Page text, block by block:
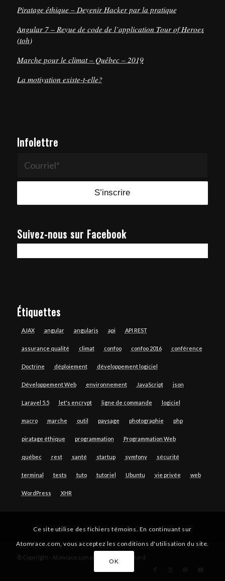
Piratage éthique – Devenir Hacker par la pratique
Angular 7 – Revue de code de l’application Tour of Heroes
(toh)
Marche pour le climat – Québec – 2019
La motivation existe-t-elle?
Infolettre
Suivez-nous sur Facebook
Étiquettes
AJAX angular angularjs api API REST
assurance qualité climat confoo confoo 2016 conférence
Doctrine déploiement développement logiciel
Développement Web environnement JavaScript json
Laravel 5.5 let's encrypt ligne de commande logiciel
macro marche outil paysage photographie php
piratage éthique programmation Programmation Web
québec rest santé startup symfony sécurité
terminal tests tuto tutoriel Ubuntu vie privée web
WordPress XHR
© Copyright - Atomrace.com par Guillaume Simard
Ce site utilise des fichiers témoins. En continuant sur
Atomrace.com, vous acceptez les conditions d'utilisation du site.
OK